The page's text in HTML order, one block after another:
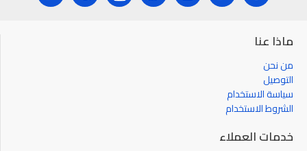
ماذا عنا
من نحن
التوصيل
سياسة الاستخدام
الشروط الاستخدام
خدمات العملاء